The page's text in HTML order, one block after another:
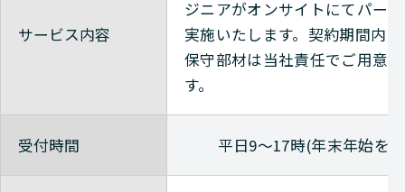
Alaxala
Alaxala
Alaxala
サービス内容
ジニアがオンサイトにてパー
実施いたします。 契約期間内
保守部材は当社責任でご用意
す。
受付時間 平日9～17時(年末年始を